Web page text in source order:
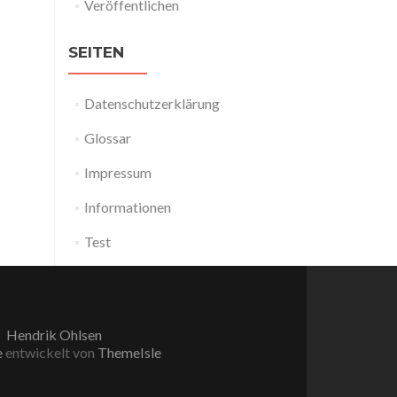
Veröffentlichen
SEITEN
Datenschutzerklärung
Glossar
Impressum
Informationen
Test
Hendrik Ohlsen
entwickelt von ThemeIsle